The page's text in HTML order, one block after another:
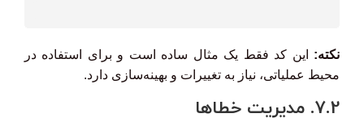
نکته: این کد فقط یک مثال ساده است و برای استفاده در
محیط عملیاتی، نیاز به تغییرات و بهینه‌سازی دارد.
7.2. مدیریت خطاها